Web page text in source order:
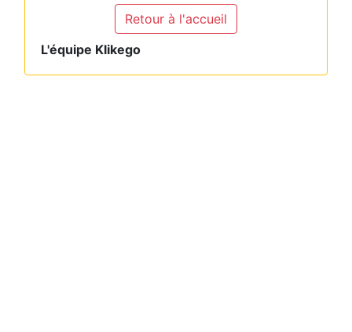
Retour à l'accueil
L'équipe Klikego